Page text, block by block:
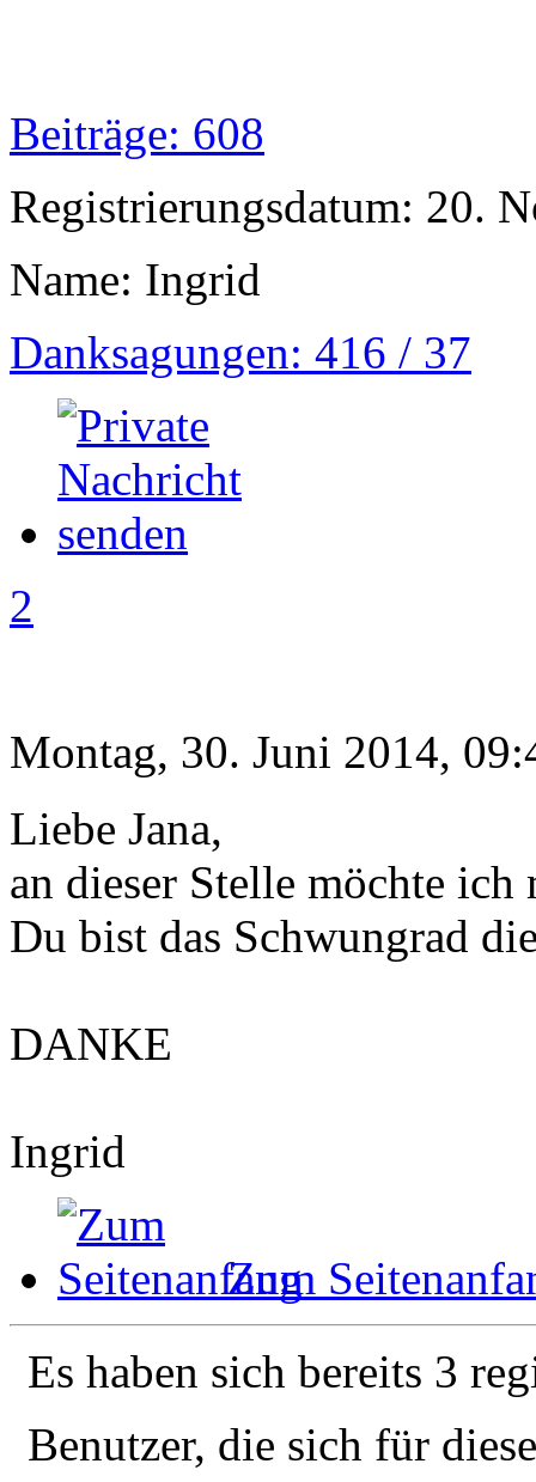
Beiträge: 608
Registrierungsdatum: 20.
Name: Ingrid
Danksagungen: 416 / 37
2
Montag, 30. Juni 2014,
Liebe Jana,
an dieser Stelle möchte
Du bist das Schwungrad
DANKE
Ingrid
Zum
Es haben sich bereits 3
Benutzer, die sich für